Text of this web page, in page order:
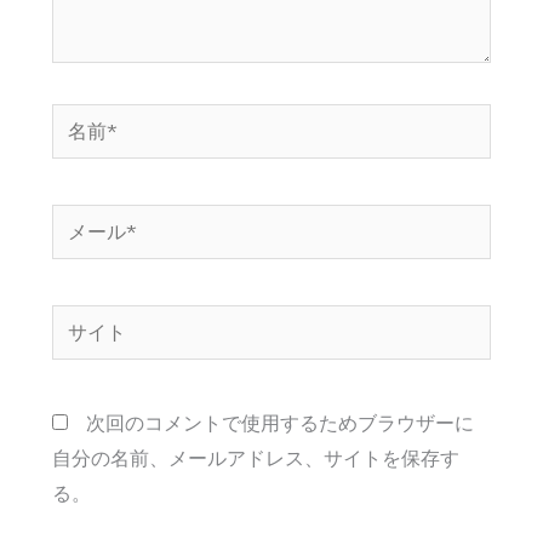
前
ー
イ
次回のコメントで使用するためブラウザーに
自分の名前、メールアドレス、サイトを保存す
る。